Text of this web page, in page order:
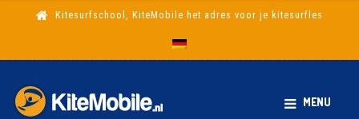
Kitesurfschool, KiteMobile het adres voor je kitesurfles
MENU